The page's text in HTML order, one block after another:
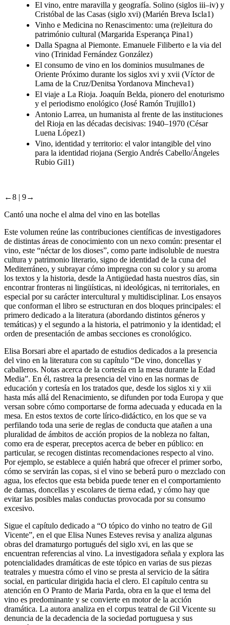
El vino, entre maravilla y geografía. Solino (siglos iii–iv) y
Cristóbal de las Casas (siglo xvi) (Marién Breva Iscla1)
Vinho e Medicina no Renascimento: uma (re)leitura do
património cultural (Margarida Esperança Pina1)
Dalla Spagna al Piemonte. Emanuele Filiberto e la via del
vino (Trinidad Fernández González)
El consumo de vino en los dominios musulmanes de
Oriente Próximo durante los siglos xvi y xvii (Víctor de
Lama de la Cruz/Denitsa Yordanova Mincheva1)
El viaje a La Rioja. Joaquín Belda, pionero del enoturismo
y el periodismo enológico (José Ramón Trujillo1)
Antonio Larrea, un humanista al frente de las instituciones
del Rioja en las décadas decisivas: 1940–1970 (César
Luena López1)
Vino, identidad y territorio: el valor intangible del vino
para la identidad riojana (Sergio Andrés Cabello/Ángeles
Rubio Gil1)
←8 | 9→
Cantó una noche el alma del vino en las botellas
Este volumen reúne las contribuciones científicas de investigadores
de distintas áreas de conocimiento con un nexo común: presentar el
vino, este “néctar de los dioses”, como parte indisoluble de nuestra
cultura y patrimonio literario, signo de identidad de la cuna del
Mediterráneo, y subrayar cómo impregna con su color y su aroma
los textos y la historia, desde la Antigüedad hasta nuestros días, sin
encontrar fronteras ni lingüísticas, ni ideológicas, ni territoriales, en
especial por su carácter intercultural y multidisciplinar. Los ensayos
que conforman el libro se estructuran en dos bloques principales: el
primero dedicado a la literatura (abordando distintos géneros y
temáticas) y el segundo a la historia, el patrimonio y la identidad; el
orden de presentación de ambas secciones es cronológico.
Elisa Borsari abre el apartado de estudios dedicados a la presencia
del vino en la literatura con su capítulo “De vino, doncellas y
caballeros. Notas acerca de la cortesía en la mesa durante la Edad
Media”. En él, rastrea la presencia del vino en las normas de
educación y cortesía en los tratados que, desde los siglos xi y xii
hasta más allá del Renacimiento, se difunden por toda Europa y que
versan sobre cómo comportarse de forma adecuada y educada en la
mesa. En estos textos de corte lírico-didáctico, en los que se va
perfilando toda una serie de reglas de conducta que atañen a una
pluralidad de ámbitos de acción propios de la nobleza no faltan,
como era de esperar, preceptos acerca de beber en público: en
particular, se recogen distintas recomendaciones respecto al vino.
Por ejemplo, se establece a quién habrá que ofrecer el primer sorbo,
cómo se servirán las copas, si el vino se beberá puro o mezclado con
agua, los efectos que esta bebida puede tener en el comportamiento
de damas, doncellas y escolares de tierna edad, y cómo hay que
evitar las posibles malas conductas provocada por su consumo
excesivo.
Sigue el capítulo dedicado a “O tópico do vinho no teatro de Gil
Vicente”, en el que Elisa Nunes Esteves revisa y analiza algunas
obras del dramaturgo portugués del siglo xvi, en las que se
encuentran referencias al vino. La investigadora señala y explora las
potencialidades dramáticas de este tópico en varias de sus piezas
teatrales y muestra cómo el vino se presta al servicio de la sátira
social, en particular dirigida hacia el clero. El capítulo centra su
atención en O Pranto de Maria Parda, obra en la que el tema del
vino es predominante y se convierte en motor de la acción
dramática. La autora analiza en el corpus teatral de Gil Vicente su
denuncia de la decadencia de la sociedad portuguesa y sus